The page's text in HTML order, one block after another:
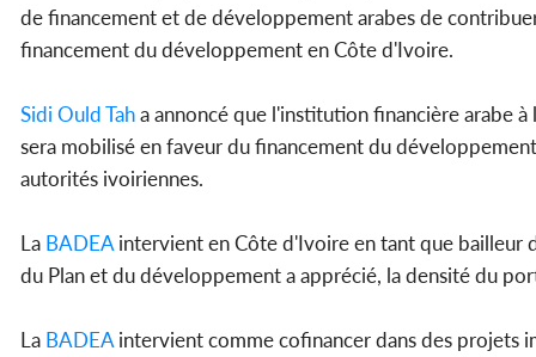
de financement et de développement arabes de
financement du développement en Côte d'Ivoire.
Sidi Ould Taha annoncé que l'institution financière arabe
sera mobilisé en faveur du financement du
autorités ivoiriennes.
La BADEAintervient en Côte d'Ivoire en tant que bailleur
du Plan et du développement a apprécié, la densité du
La BADEAintervient comme cofinancer dans des projets